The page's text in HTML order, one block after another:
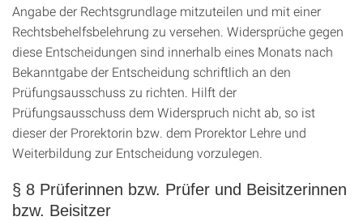
Angabe der Rechtsgrundlage mitzuteilen und mit einer
Rechtsbehelfsbelehrung zu versehen. Widersprüche gegen
diese Entscheidungen sind innerhalb eines Monats nach
Bekanntgabe der Entscheidung schriftlich an den
Prüfungsausschuss zu richten. Hilft der
Prüfungsausschuss dem Widerspruch nicht ab, so ist
dieser der Prorektorin bzw. dem Prorektor Lehre und
Weiterbildung zur Entscheidung vorzulegen.
§ 8 Prüferinnen bzw. Prüfer und Beisitzerinnen
bzw. Beisitzer